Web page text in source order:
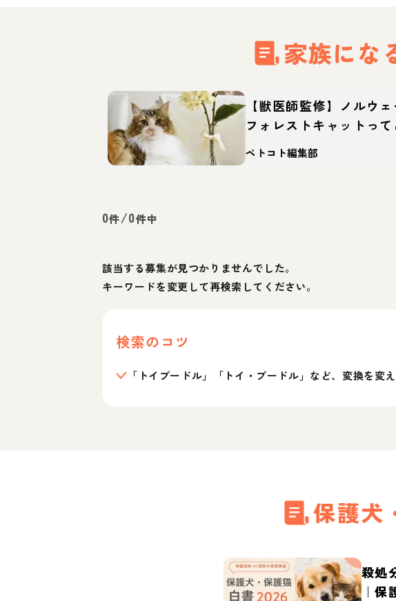
家族にな
【獣医師監修】ノルウ
フォレストキャットって
猫？性格・体重・寿命の
え方
ペトコト編集部
0件/0件中
該当する募集が見つかりませんでした。
キーワードを変更して再検索してください。
検索のコツ
「トイプードル」「トイ・プードル」など、変換を変
保護犬
殺処
｜